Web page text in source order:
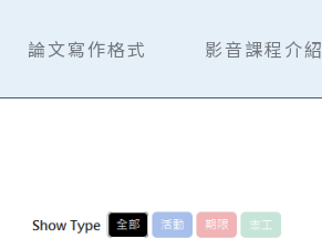
論文寫作格式 影音課程介紹